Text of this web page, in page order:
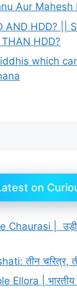
Aur Mahesh
AND HDD? ||
THAN HDD?
which
on
Chaurasi |
तीन चरित्र,
Ellora | भारतीय